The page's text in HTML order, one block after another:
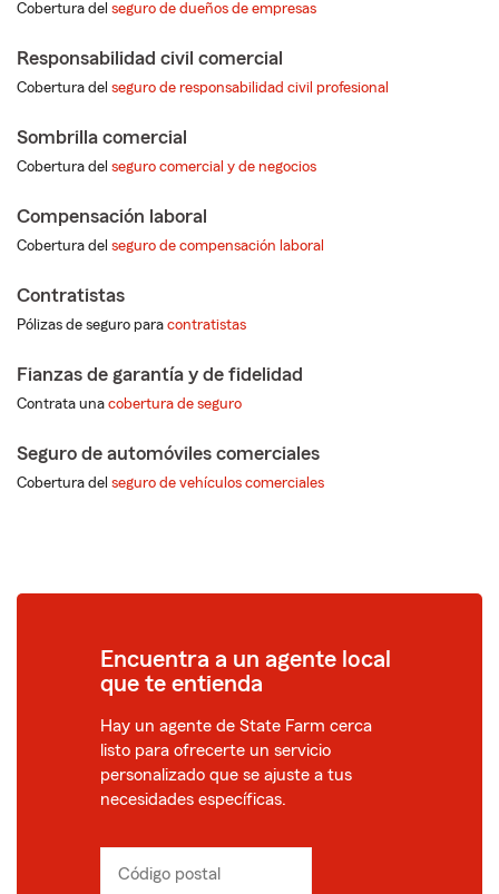
Cobertura del seguro de dueños de empresas
Responsabilidad civil comercial
Cobertura del seguro de responsabilidad civil profesional
Sombrilla comercial
Cobertura del seguro comercial y de negocios
Compensación laboral
Cobertura del seguro de compensación laboral
Contratistas
Pólizas de seguro para contratistas
Fianzas de garantía y de fidelidad
Contrata una cobertura de seguro
Seguro de automóviles comerciales
Cobertura del seguro de vehículos comerciales
Encuentra a un agente local
que te entienda
Hay un agente de State Farm cerca
listo para ofrecerte un servicio
personalizado que se ajuste a tus
necesidades específicas.
Código postal
_____